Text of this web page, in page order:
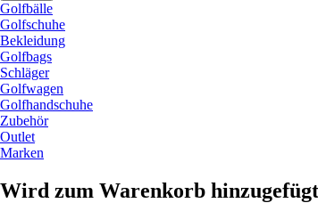
Golfbälle
Golfschuhe
Bekleidung
Golfbags
Schläger
Golfwagen
Golfhandschuhe
Zubehör
Outlet
Marken
Wird zum Warenkorb